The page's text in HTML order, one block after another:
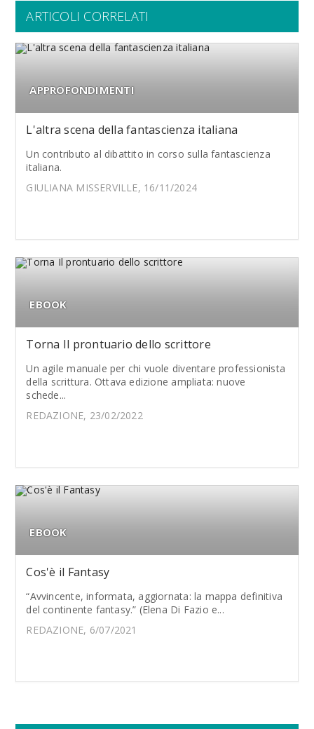
ARTICOLI CORRELATI
APPROFONDIMENTI
L'altra scena della fantascienza italiana
Un contributo al dibattito in corso sulla fantascienza
italiana.
GIULIANA MISSERVILLE, 16/11/2024
EBOOK
Torna Il prontuario dello scrittore
Un agile manuale per chi vuole diventare professionista
della scrittura. Ottava edizione ampliata: nuove
schede...
REDAZIONE, 23/02/2022
EBOOK
Cos'è il Fantasy
“Avvincente, informata, aggiornata: la mappa definitiva
del continente fantasy.” (Elena Di Fazio e...
REDAZIONE, 6/07/2021